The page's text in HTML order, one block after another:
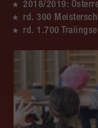
2018/2019:
rd. 300
rd. 1.700